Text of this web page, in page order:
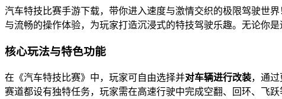
汽车特技比赛手游下载，带你进入速度与激情交织的极限驾驶世
与流畅的操作体验，为玩家打造沉浸式的特技驾驶乐趣。无论你
核心玩法与特色功能
在《汽车特技比赛》中，玩家可自由选择并对车辆进行改装，通
赛道都设有独特任务，玩家需在高速行驶中完成空翻、回环、飞